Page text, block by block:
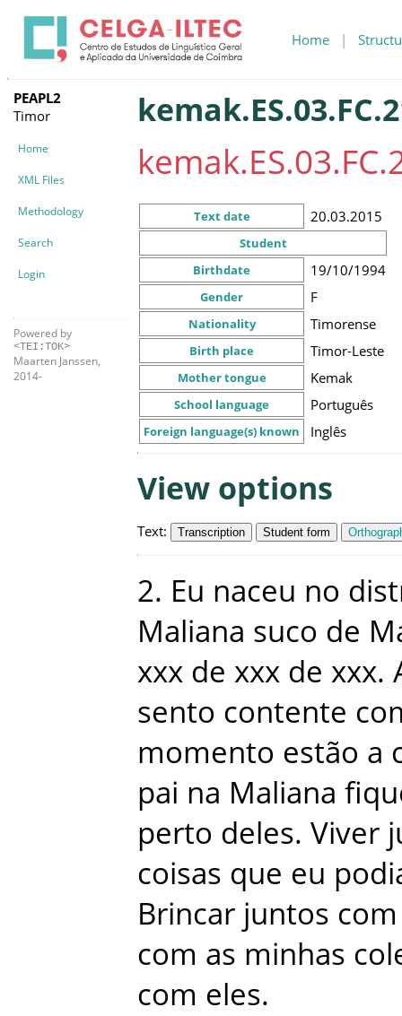
Home |
PEAPL2
Timor
Home
XML Files
Methodology
Search
Login
Powered by
<TEI:TOK>
Maarten Janssen,
2014-
Text date 20.03.2015
Student
Birthdate
19/10/1994
Gender F
Nationality Timorense
Birth place Timor-Leste
Mother tongue Kemak
School language Português
Foreign language(s) known Inglês
View options
Text: Transcription Student form
2. Eu naceu no
Maliana suco de
xxx de xxx de xxx.
sento contente
momento estão a
pai na Maliana
perto deles. Viver
coisas que eu
Brincar juntos com
com as minhas
com eles.